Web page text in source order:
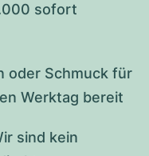
sofort
oder Schmuck für
Werktag bereit
sind kein